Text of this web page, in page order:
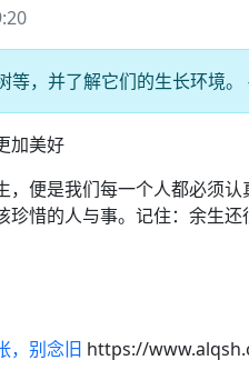
等，并了解它们的生长环境
加美好
，便是我们每一个人都必须
惜的人与事。记住：余生还
，别念旧 https://